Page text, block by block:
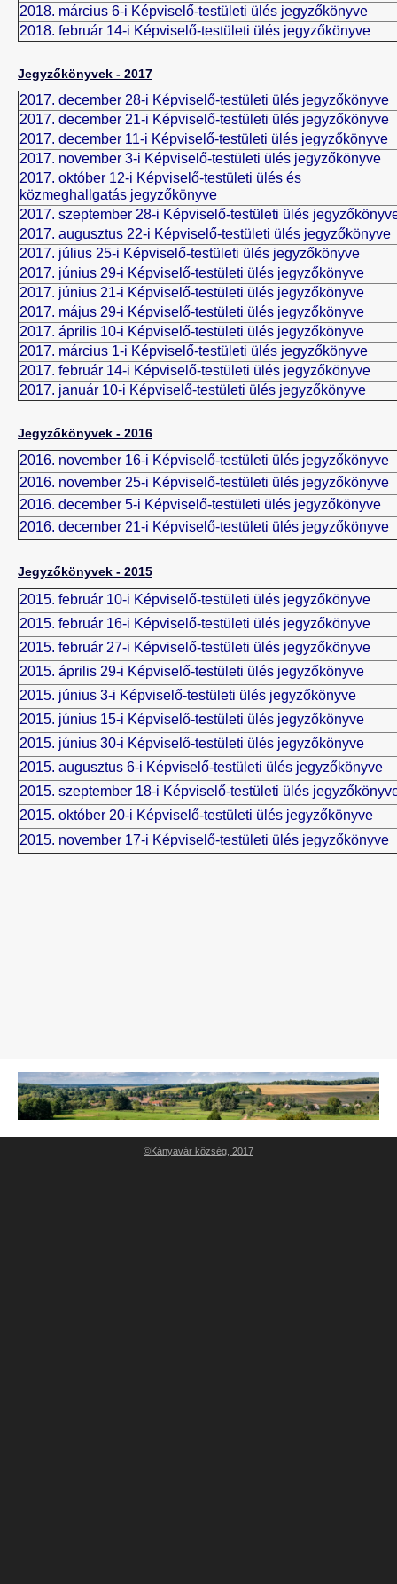
2018. március 6-i Képviselő-testületi ülés jegyzőkönyve
2018. február 14-i Képviselő-testületi ülés jegyzőkönyve
Jegyzőkönyvek - 2017
2017. december 28-i Képviselő-testületi ülés jegyzőkönyve
2017. december 21-i Képviselő-testületi ülés jegyzőkönyve
2017. december 11-i Képviselő-testületi ülés jegyzőkönyve
2017. november 3-i Képviselő-testületi ülés jegyzőkönyve
2017. október 12-i Képviselő-testületi ülés és
közmeghallgatás jegyzőkönyve
2017. szeptember 28-i Képviselő-testületi ülés
2017. augusztus 22-i Képviselő-testületi ülés jegyzőkönyve
2017. július 25-i Képviselő-testületi ülés jegyzőkönyve
2017. június 29-i Képviselő-testületi ülés jegyzőkönyve
2017. június 21-i Képviselő-testületi ülés jegyzőkönyve
2017. május 29-i Képviselő-testületi ülés jegyzőkönyve
2017. április 10-i Képviselő-testületi ülés jegyzőkönyve
2017. március 1-i Képviselő-testületi ülés jegyzőkönyve
2017. február 14-i Képviselő-testületi ülés jegyzőkönyve
2017. január 10-i Képviselő-testületi ülés jegyzőkönyve
Jegyzőkönyvek - 2016
2016. november 16-i Képviselő-testületi ülés jegyzőkönyve
2016. november 25-i Képviselő-testületi ülés jegyzőkönyve
2016. december 5-i Képviselő-testületi ülés jegyzőkönyve
2016. december 21-i Képviselő-testületi ülés jegyzőkönyve
Jegyzőkönyvek - 2015
2015. február 10-i Képviselő-testületi ülés jegyzőkönyve
2015. február 16-i Képviselő-testületi ülés jegyzőkönyve
2015. február 27-i Képviselő-testületi ülés jegyzőkönyve
2015. április 29-i Képviselő-testületi ülés jegyzőkönyve
2015. június 3-i Képviselő-testületi ülés jegyzőkönyve
2015. június 15-i Képviselő-testületi ülés jegyzőkönyve
2015. június 30-i Képviselő-testületi ülés jegyzőkönyve
2015. augusztus 6-i Képviselő-testületi ülés jegyzőkönyve
2015. szeptember 18-i Képviselő-testületi ülés
2015. október 20-i Képviselő-testületi ülés jegyzőkönyve
2015. november 17-i Képviselő-testületi ülés jegyzőkönyve
©Kányavár község, 2017